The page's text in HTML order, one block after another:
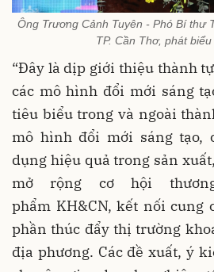
Ông Trương Cảnh Tuyên - Phó Bí thư
TP. Cần Thơ, phát
“Đây là dịp giới thiệu thành
các mô hình đổi mới sáng
tiêu biểu trong và ngoài
mô hình đổi mới sáng tạo,
dụng hiệu quả trong sản
mở rộng cơ hội
phẩm KH&CN, kết nối cung
phần thúc đẩy thị trường
địa phương. Các đề xuất, ý